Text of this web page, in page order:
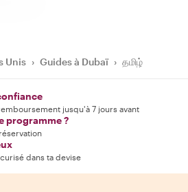
Unis › Guides à Dubaï › தமிழ்
jusqu'à 7 jours avant
programme ?
dans ta devise